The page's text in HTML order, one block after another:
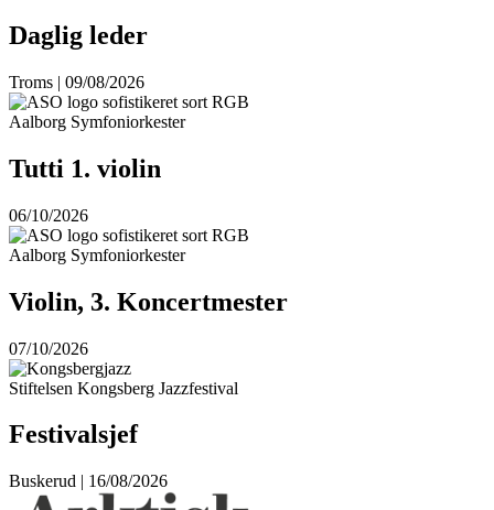
Daglig leder
Troms | 09/08/2026
Aalborg Symfoniorkester
Tutti 1. violin
06/10/2026
Aalborg Symfoniorkester
Violin, 3. Koncertmester
07/10/2026
Stiftelsen Kongsberg Jazzfestival
Festivalsjef
Buskerud | 16/08/2026